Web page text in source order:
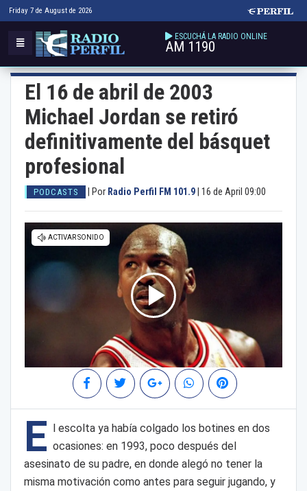
Friday 7 de August de 2026
ESCUCHÁ LA RADIO ONLINE
AM 1190
El 16 de abril de 2003
Michael Jordan se retiró
definitivamente del básquet
profesional
PODCASTS Por Radio Perfil FM 101.9 16 de April 09:00
E l escolta ya había colgado los botines en dos
ocasiones: en 1993, poco después del
asesinato de su padre, en donde alegó no tener la
misma motivación como antes para seguir jugando, y